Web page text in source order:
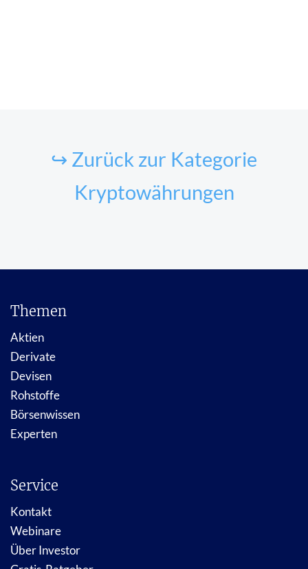
↪ Zurück zur Kategorie
Kryptowährungen
Themen
Aktien
Derivate
Devisen
Rohstoffe
Börsenwissen
Experten
Service
Kontakt
Webinare
Über Investor